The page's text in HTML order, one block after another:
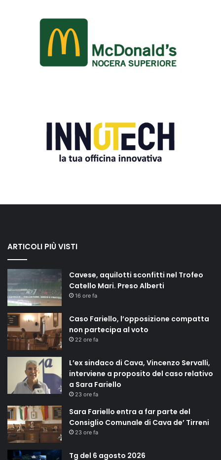
ARTICOLI PIÙ VISTI
Cavese, aquilotti sconfitti nel Trofeo
Catello Mari. Preso Alberti
16 ore fa
Caso Fariello, l’opposizione compatta
non partecipa al voto
22 ore fa
L’ex sindaco di Cava, Vincenzo Servalli,
interviene a proposito del caso relativo
a Sara Fariello
23 ore fa
Sara Fariello entra a far parte del
Consiglio Comunale di Cava de’ Tirreni
23 ore fa
Tg del 6 agosto 2026